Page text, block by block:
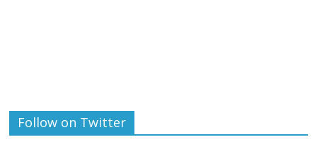
Follow on Twitter